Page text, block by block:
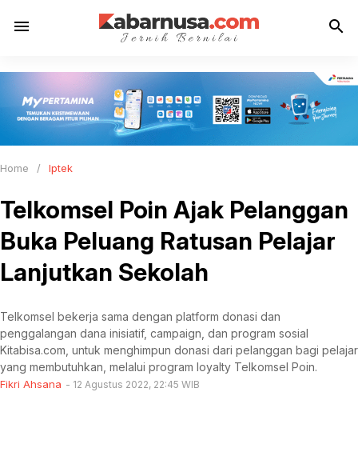
menu search
Home / Iptek
Telkomsel Poin Ajak Pelanggan
Buka Peluang Ratusan Pelajar
Lanjutkan Sekolah
Telkomsel bekerja sama dengan platform donasi dan
penggalangan dana inisiatif, campaign, dan program sosial
Kitabisa.com, untuk menghimpun donasi dari pelanggan bagi pelajar
yang membutuhkan, melalui program loyalty Telkomsel Poin.
Fikri Ahsana 12 Agustus 2022, 22:45 WIB